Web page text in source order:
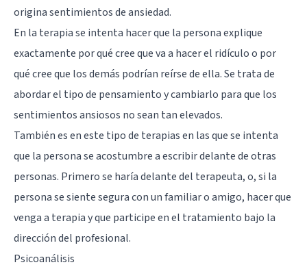
origina sentimientos de ansiedad.
En la terapia se intenta hacer que la persona explique
exactamente por qué cree que va a hacer el ridículo o por
qué cree que los demás podrían reírse de ella. Se trata de
abordar el tipo de pensamiento y cambiarlo para que los
sentimientos ansiosos no sean tan elevados.
También es en este tipo de terapias en las que se intenta
que la persona se acostumbre a escribir delante de otras
personas. Primero se haría delante del terapeuta, o, si la
persona se siente segura con un familiar o amigo, hacer que
venga a terapia y que participe en el tratamiento bajo la
dirección del profesional.
Psicoanálisis